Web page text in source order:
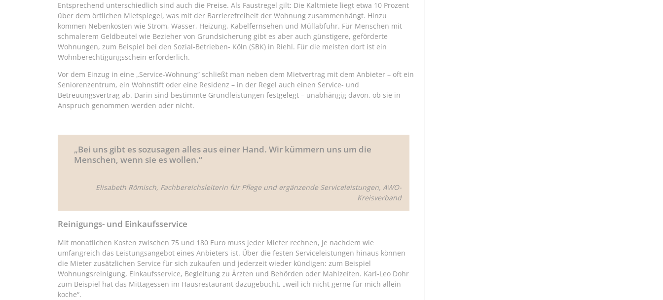
Entsprechend unterschiedlich sind auch die Preise. Als Faustregel gilt: Die Kaltmiete liegt etwa 10 Prozent
über dem örtlichen Mietspiegel, was mit der Barrierefreiheit der Wohnung zusammenhängt. Hinzu
kommen Nebenkosten wie Strom, Wasser, Heizung, Kabelfernsehen und Müllabfuhr. Für Menschen mit
schmalerem Geldbeutel wie Bezieher von Grundsicherung gibt es aber auch günstigere, geförderte
Wohnungen, zum Beispiel bei den Sozial-Betrieben- Köln (SBK) in Riehl. Für die meisten dort ist ein
Wohnberechtigungsschein erforderlich.
Vor dem Einzug in eine „Service-Wohnung“ schließt man neben dem Mietvertrag mit dem Anbieter – oft ein
Seniorenzentrum, ein Wohnstift oder eine Residenz – in der Regel auch einen Service- und
Betreuungsvertrag ab. Darin sind bestimmte Grundleistungen festgelegt – unabhängig davon, ob sie in
Anspruch genommen werden oder nicht.
„Bei uns gibt es sozusagen alles aus einer Hand. Wir kümmern uns um die
Menschen, wenn sie es wollen.“
Elisabeth Römisch, Fachbereichsleiterin für Pflege und ergänzende Serviceleistungen, AWO-
Kreisverband
Reinigungs- und Einkaufsservice
Mit monatlichen Kosten zwischen 75 und 180 Euro muss jeder Mieter rechnen, je nachdem wie
umfangreich das Leistungsangebot eines Anbieters ist. Über die festen Serviceleistungen hinaus können
die Mieter zusätzlichen Service für sich zukaufen und jederzeit wieder kündigen: zum Beispiel
Wohnungsreinigung, Einkaufsservice, Begleitung zu Ärzten und Behörden oder Mahlzeiten. Karl-Leo Dohr
zum Beispiel hat das Mittagessen im Hausrestaurant dazugebucht, „weil ich nicht gerne für mich allein
koche“.